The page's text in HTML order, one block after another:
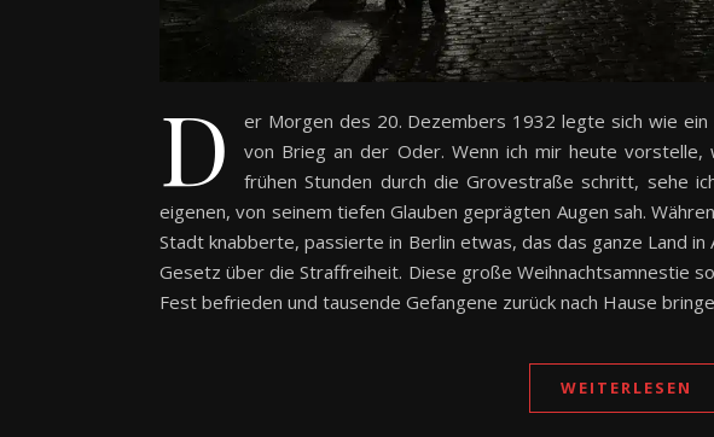
D
er Morgen des 20. Dezembers 1932 legte sich wie
von Brieg an der Oder. Wenn ich mir heute
frühen Stunden durch die Grovestraße schritt, sehe
eigenen, von seinem tiefen Glauben geprägten Augen sah.
Stadt knabberte, passierte in Berlin etwas, das das ganze Land
Gesetz über die Straffreiheit. Diese große Weihnachtsamnestie
Fest befrieden und tausende Gefangene zurück nach Hause
WEITERLESEN